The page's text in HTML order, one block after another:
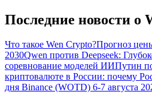
Последние новости о
Что такое Wen Crypto?Прогноз
2030Qwen против Deepseek:
соревнование моделей ИИПутин
криптовалюте в России: почему
дня Binance (WOTD) 6-7 августа